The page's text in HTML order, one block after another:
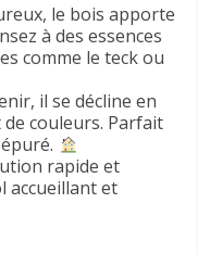
le bois apporte
à des essences
comme le teck ou
il se décline en
couleurs. Parfait
rapide et
accueillant et